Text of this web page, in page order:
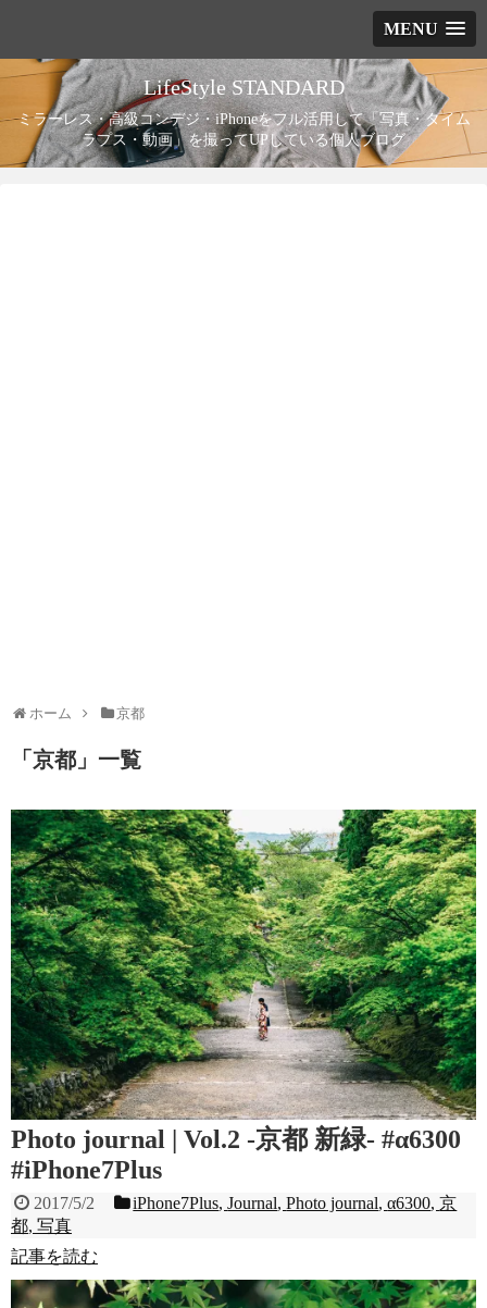
MENU
LifeStyle STANDARD
ミラーレス・高級コンデジ・iPhoneをフル活用して「写真・タイム
ラプス・動画」を撮ってUPしている個人ブログ
ホーム 京都
「 京都 」 一覧
Photo journal | Vol.2 -京都 新緑- #α6300
#iPhone7Plus
2017/5/2 iPhone7Plus,Journal,Photo journal,α6300,京
都, 写真
記事を読む